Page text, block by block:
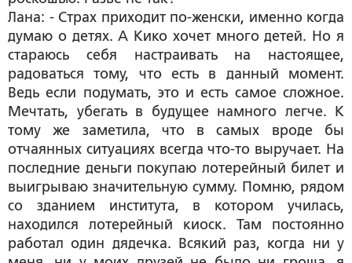
Лана: - Страх приходит по-женски, именно когда
думаю о детях. А Кико хочет много детей. Но я
стараюсь себя настраивать на настоящее,
радоваться тому, что есть в данный момент.
Ведь если подумать, это и есть самое сложное.
Мечтать, убегать в будущее намного легче. К
тому же заметила, что в самых вроде бы
отчаянных ситуациях всегда что-то выручает. На
последние деньги покупаю лотерейный билет и
выигрываю значительную сумму. Помню, рядом
со зданием института, в котором училась,
находился лотерейный киоск. Там постоянно
работал один дядечка. Всякий раз, когда ни у